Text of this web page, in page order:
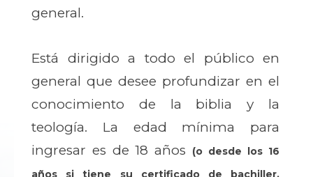
general.
Está dirigido a todo el público en
general que desee profundizar en el
conocimiento de la biblia y la
teología. La edad mínima para
ingresar es de 18 años
(o desde los 16
años si tiene su certificado de bachiller,